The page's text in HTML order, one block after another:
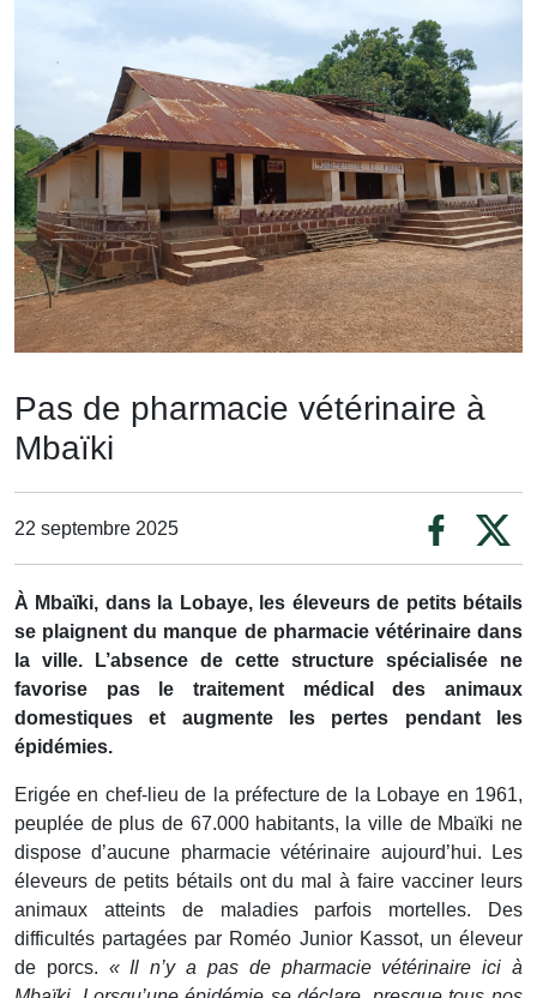
Pas de pharmacie vétérinaire à
Mbaïki
22 septembre 2025
À Mbaïki, dans la Lobaye, les éleveurs de petits bétails
se plaignent du manque de pharmacie vétérinaire dans
la ville. L’absence de cette structure spécialisée ne
favorise pas le traitement médical des animaux
domestiques et augmente les pertes pendant les
épidémies.
Erigée en chef-lieu de la préfecture de la Lobaye en 1961,
peuplée de plus de 67.000 habitants, la ville de Mbaïki ne
dispose d’aucune pharmacie vétérinaire aujourd’hui. Les
éleveurs de petits bétails ont du mal à faire vacciner leurs
animaux atteints de maladies parfois mortelles. Des
difficultés partagées par Roméo Junior Kassot, un éleveur
de porcs. « Il n’y a pas de pharmacie vétérinaire ici à